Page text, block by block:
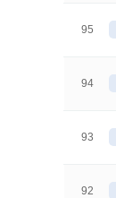
95
94
93
92